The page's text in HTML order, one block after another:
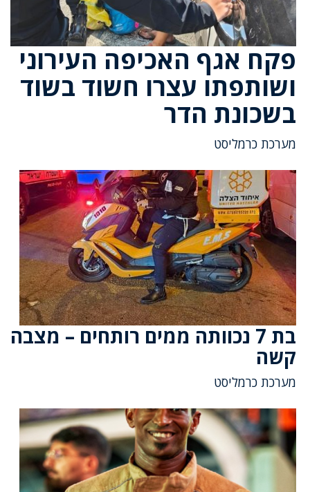
פקח אגף האכיפה העירוני
ושותפתו עצרו חשוד בשוד
בשכונת הדר
מערכת כרמליסט
בת 7 נכוותה ממים רותחים – מצבה
קשה
מערכת כרמליסט